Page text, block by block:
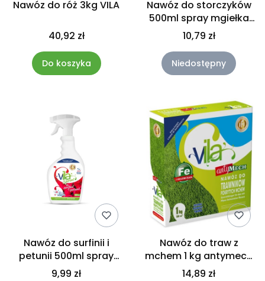
Nawóz do róż 3kg VILA
40,92 zł
Do koszyka
Nawóz do storczyków
500ml spray mgiełka
2w1 Vila
10,79 zł
Niedostępny
Nawóz do surfinii i
petunii 500ml spray
mgiełka 2w1 Vila
9,99 zł
Nawóz do traw z
mchem 1 kg antymech
Villa
14,89 zł